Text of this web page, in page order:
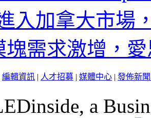
入加拿大市場
需求激增，
編輯資訊 | 人才招募 | 媒體中心 | 發佈新
a